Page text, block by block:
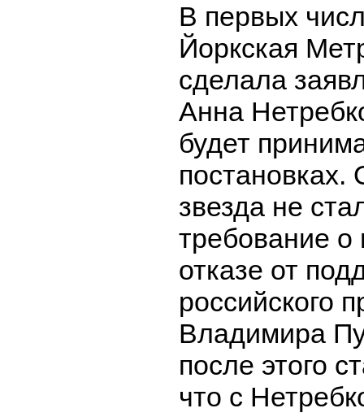
В первых
Йоркская
сделала
Анна
будет
постановках.
звезда не
требование о
отказе от
российского
Владимира
после этого
что с